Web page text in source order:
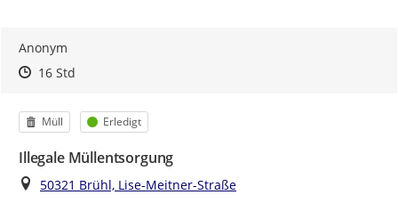
Anonym
Zeitpunkt des Erstellens
Zeitpunkt des Erstellens
16 StdZur Äußerung
Kategorie
Müll Status
Erledigt
Illegale Müllentsorgung
Ort
50321 Brühl, Lise-Meitner-Straße